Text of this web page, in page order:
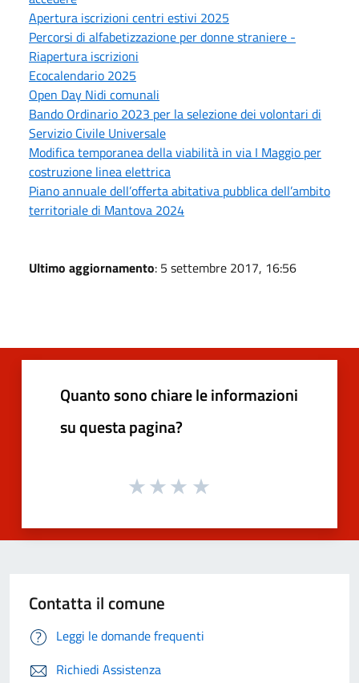
Apertura iscrizioni centri estivi 2025
Percorsi di alfabetizzazione per donne straniere -
Riapertura iscrizioni
Ecocalendario 2025
Open Day Nidi comunali
Bando Ordinario 2023 per la selezione dei volontari di
Servizio Civile Universale
Modifica temporanea della viabilità in via I Maggio per
costruzione linea elettrica
Piano annuale dell’offerta abitativa pubblica dell’ambito
territoriale di Mantova 2024
Ultimo aggiornamento: 5 settembre 2017, 16:56
Quanto sono chiare le informazioni
su questa pagina?
Contatta il comune
Leggi le domande frequenti
Richiedi Assistenza